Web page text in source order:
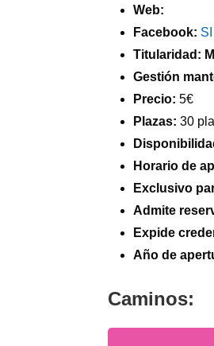
Web:
Facebook: SI
Titularidad:
Gestión
Precio: 5€
Plazas: 30
Horario de
Exclusivo
Admite
Expide
Año de
Caminos: